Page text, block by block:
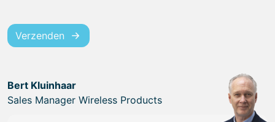
Verzenden
Bert Kluinhaar
Sales Manager Wireless Products